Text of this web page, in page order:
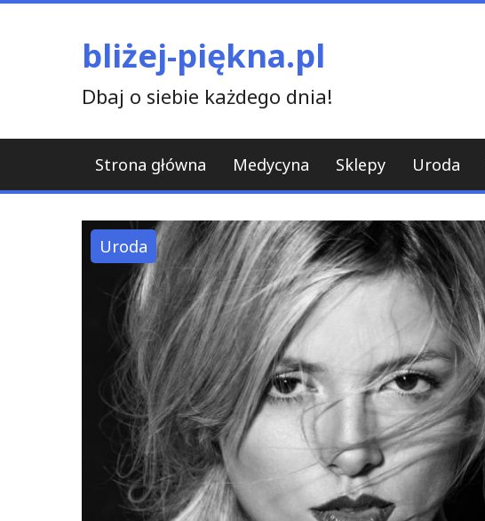
bliżej-piękna.pl
Dbaj o siebie każdego dnia!
Strona główna Medycyna Sklepy Uroda
Uroda